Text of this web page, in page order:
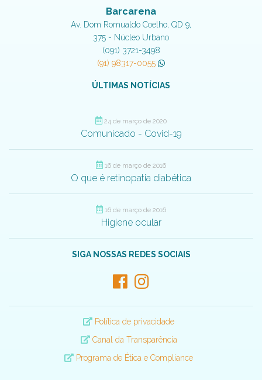
Barcarena
Av. Dom Romualdo Coelho, QD 9,
375 - Núcleo Urbano
(091) 3721-3498
(91) 98317-0055
ÚLTIMAS NOTÍCIAS
24 de março de 2020
Comunicado - Covid-19
16 de março de 2016
O que é retinopatia diabética
16 de março de 2016
Higiene ocular
SIGA NOSSAS REDES SOCIAIS
Política de privacidade
Canal da Transparência
Programa de Ética e Compliance